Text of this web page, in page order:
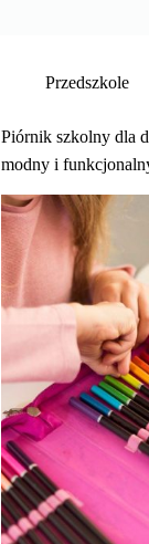
Przedszkole
Piórnik szkolny dla
modny i